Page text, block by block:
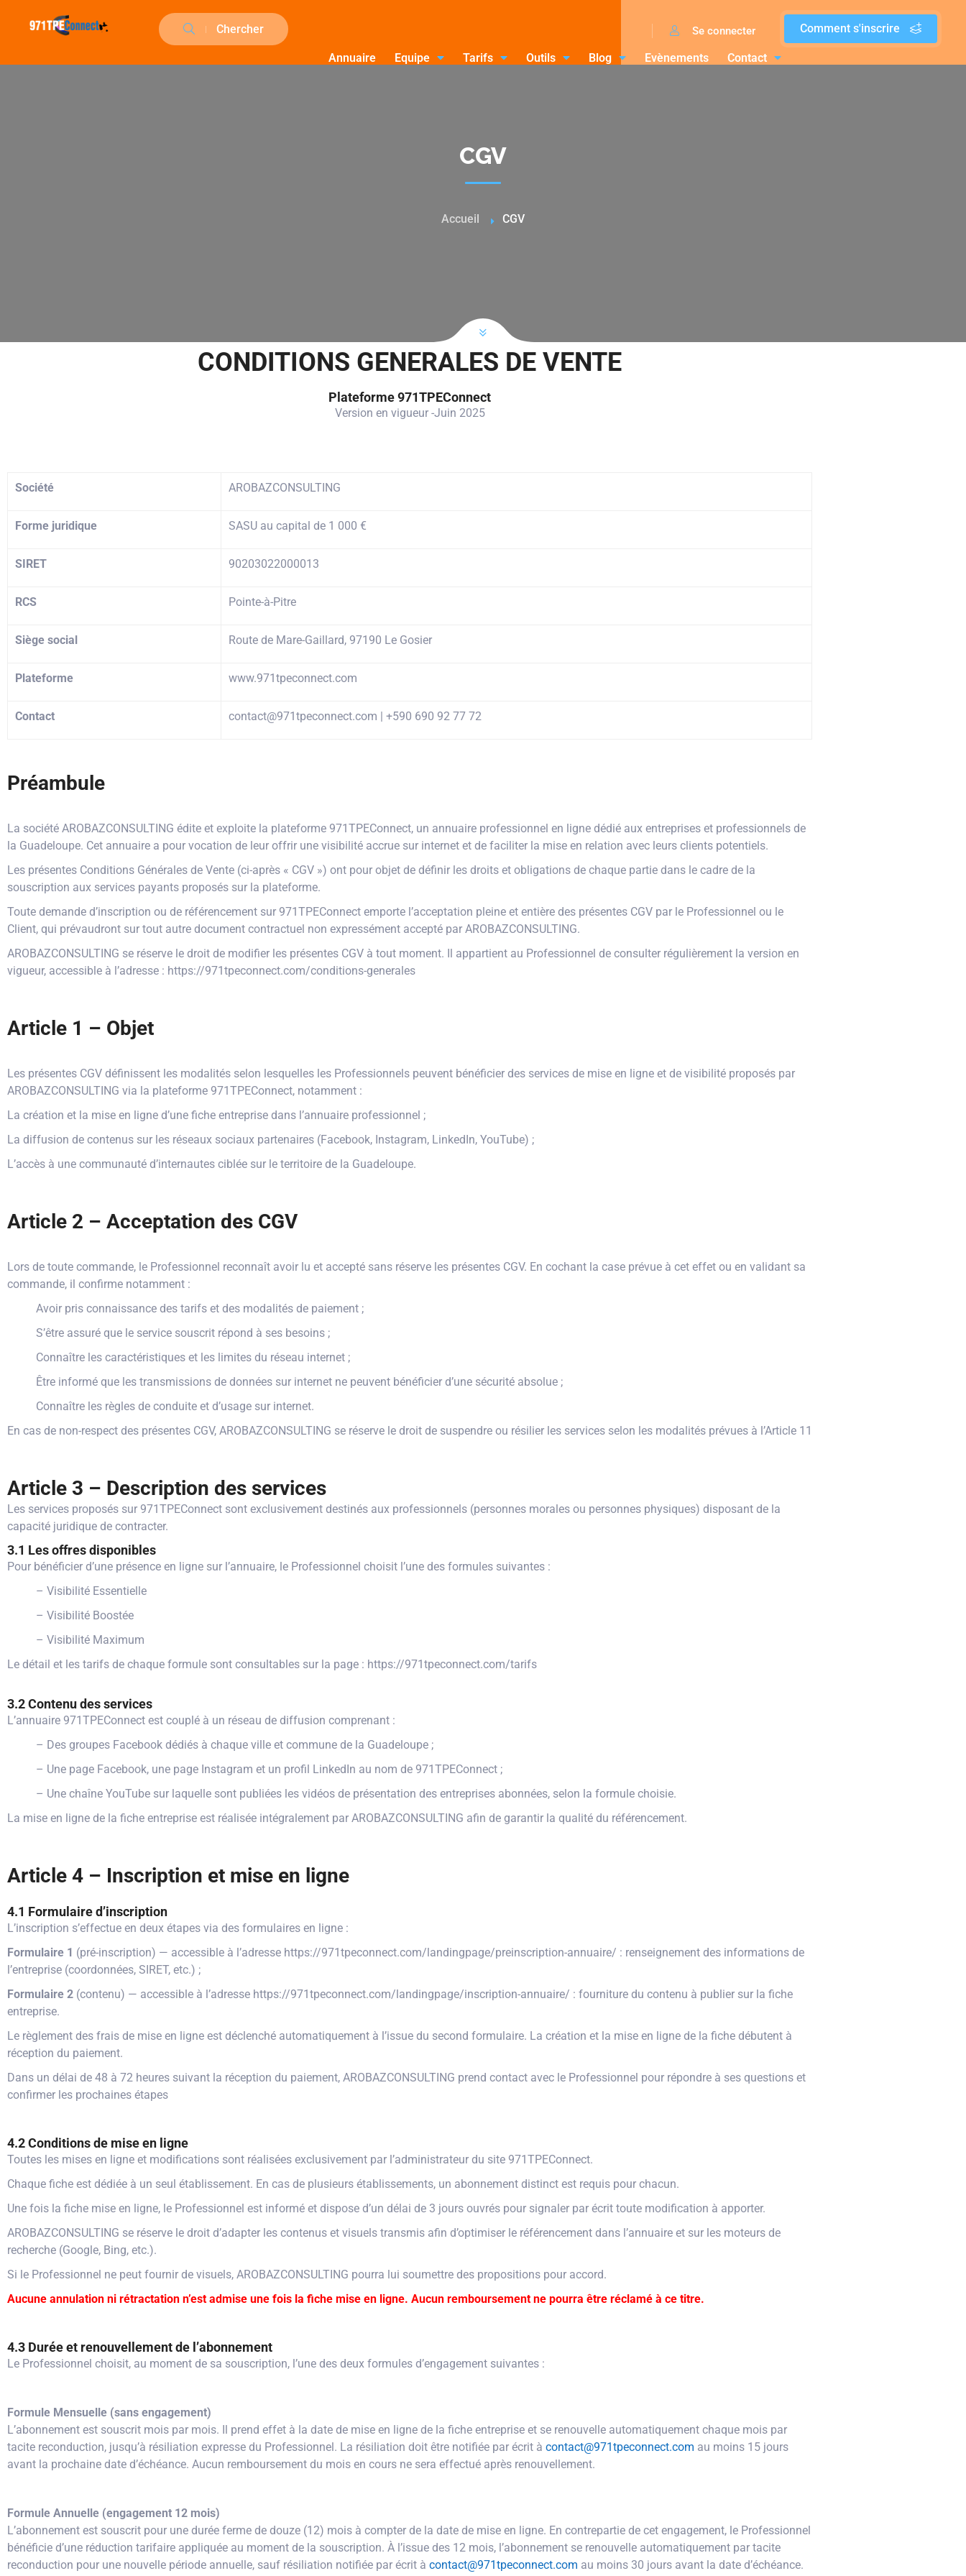
Chercher Comment s'inscrire
Se connecter
Annuaire Equipe Tarifs Outils Blog Evènements Contact
CGV
Accueil CGV
CONDITIONS GENERALES DE VENTE
Plateforme 971TPEConnect
Version en vigueur -Juin 2025
Société AROBAZCONSULTING
Forme juridique SASU au capital de 1 000 €
SIRET 90203022000013
RCS Pointe-à-Pitre
Siège social Route de Mare-Gaillard, 97190 Le Gosier
Plateforme www.971tpeconnect.com
Contact contact@971tpeconnect.com | +590 690 92 77 72
Préambule
La société AROBAZCONSULTING édite et exploite la plateforme 971TPEConnect, un annuaire professionnel en ligne dédié aux entreprises et professionnels de
la Guadeloupe. Cet annuaire a pour vocation de leur offrir une visibilité accrue sur internet et de faciliter la mise en relation avec leurs clients potentiels.
Les présentes Conditions Générales de Vente (ci-après « CGV ») ont pour objet de définir les droits et obligations de chaque partie dans le cadre de la
souscription aux services payants proposés sur la plateforme.
Toute demande d’inscription ou de référencement sur 971TPEConnect emporte l’acceptation pleine et entière des présentes CGV par le Professionnel ou le
Client, qui prévaudront sur tout autre document contractuel non expressément accepté par AROBAZCONSULTING.
AROBAZCONSULTING se réserve le droit de modifier les présentes CGV à tout moment. Il appartient au Professionnel de consulter régulièrement la version en
vigueur, accessible à l’adresse : https://971tpeconnect.com/conditions-generales
Article 1 – Objet
Les présentes CGV définissent les modalités selon lesquelles les Professionnels peuvent bénéficier des services de mise en ligne et de visibilité proposés par
AROBAZCONSULTING via la plateforme 971TPEConnect, notamment :
La création et la mise en ligne d’une fiche entreprise dans l’annuaire professionnel ;
La diffusion de contenus sur les réseaux sociaux partenaires (Facebook, Instagram, LinkedIn, YouTube) ;
L’accès à une communauté d’internautes ciblée sur le territoire de la Guadeloupe.
Article 2 – Acceptation des CGV
Lors de toute commande, le Professionnel reconnaît avoir lu et accepté sans réserve les présentes CGV. En cochant la case prévue à cet effet ou en validant sa
commande, il confirme notamment :
Avoir pris connaissance des tarifs et des modalités de paiement ;
S’être assuré que le service souscrit répond à ses besoins ;
Connaître les caractéristiques et les limites du réseau internet ;
Être informé que les transmissions de données sur internet ne peuvent bénéficier d’une sécurité absolue ;
Connaître les règles de conduite et d’usage sur internet.
En cas de non-respect des présentes CGV, AROBAZCONSULTING se réserve le droit de suspendre ou résilier les services selon les modalités prévues à l’Article 11
Article 3 – Description des services
Les services proposés sur 971TPEConnect sont exclusivement destinés aux professionnels (personnes morales ou personnes physiques) disposant de la
capacité juridique de contracter.
3.1 Les offres disponibles
Pour bénéficier d’une présence en ligne sur l’annuaire, le Professionnel choisit l’une des formules suivantes :
– Visibilité Essentielle
– Visibilité Boostée
– Visibilité Maximum
Le détail et les tarifs de chaque formule sont consultables sur la page : https://971tpeconnect.com/tarifs
3.2 Contenu des services
L’annuaire 971TPEConnect est couplé à un réseau de diffusion comprenant :
– Des groupes Facebook dédiés à chaque ville et commune de la Guadeloupe ;
– Une page Facebook, une page Instagram et un profil LinkedIn au nom de 971TPEConnect ;
– Une chaîne YouTube sur laquelle sont publiées les vidéos de présentation des entreprises abonnées, selon la formule choisie.
La mise en ligne de la fiche entreprise est réalisée intégralement par AROBAZCONSULTING afin de garantir la qualité du référencement.
Article 4 – Inscription et mise en ligne
4.1 Formulaire d’inscription
L’inscription s’effectue en deux étapes via des formulaires en ligne :
Formulaire 1 (pré-inscription) — accessible à l’adresse https://971tpeconnect.com/landingpage/preinscription-annuaire/ : renseignement des informations de
l’entreprise (coordonnées, SIRET, etc.) ;
Formulaire 2 (contenu) — accessible à l’adresse https://971tpeconnect.com/landingpage/inscription-annuaire/ : fourniture du contenu à publier sur la fiche
entreprise.
Le règlement des frais de mise en ligne est déclenché automatiquement à l’issue du second formulaire. La création et la mise en ligne de la fiche débutent à
réception du paiement.
Dans un délai de 48 à 72 heures suivant la réception du paiement, AROBAZCONSULTING prend contact avec le Professionnel pour répondre à ses questions et
confirmer les prochaines étapes
4.2 Conditions de mise en ligne
Toutes les mises en ligne et modifications sont réalisées exclusivement par l’administrateur du site 971TPEConnect.
Chaque fiche est dédiée à un seul établissement. En cas de plusieurs établissements, un abonnement distinct est requis pour chacun.
Une fois la fiche mise en ligne, le Professionnel est informé et dispose d’un délai de 3 jours ouvrés pour signaler par écrit toute modification à apporter.
AROBAZCONSULTING se réserve le droit d’adapter les contenus et visuels transmis afin d’optimiser le référencement dans l’annuaire et sur les moteurs de
recherche (Google, Bing, etc.).
Si le Professionnel ne peut fournir de visuels, AROBAZCONSULTING pourra lui soumettre des propositions pour accord.
Aucune annulation ni rétractation n’est admise une fois la fiche mise en ligne. Aucun remboursement ne pourra être réclamé à ce titre.
4.3 Durée et renouvellement de l’abonnement
Le Professionnel choisit, au moment de sa souscription, l’une des deux formules d’engagement suivantes :
Formule Mensuelle (sans engagement)
L’abonnement est souscrit mois par mois. Il prend effet à la date de mise en ligne de la fiche entreprise et se renouvelle automatiquement chaque mois par
tacite reconduction, jusqu’à résiliation expresse du Professionnel. La résiliation doit être notifiée par écrit à contact@971tpeconnect.com au moins 15 jours
avant la prochaine date d’échéance. Aucun remboursement du mois en cours ne sera effectué après renouvellement.
Formule Annuelle (engagement 12 mois)
L’abonnement est souscrit pour une durée ferme de douze (12) mois à compter de la date de mise en ligne. En contrepartie de cet engagement, le Professionnel
bénéficie d’une réduction tarifaire appliquée au moment de la souscription. À l’issue des 12 mois, l’abonnement se renouvelle automatiquement par tacite
reconduction pour une nouvelle période annuelle, sauf résiliation notifiée par écrit à contact@971tpeconnect.com au moins 30 jours avant la date d’échéance.